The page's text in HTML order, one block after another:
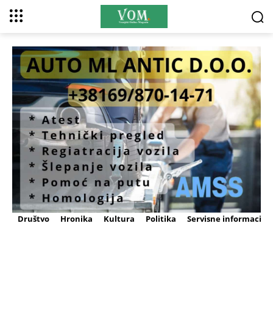
Društvo Hronika Kultura Politika Servisne informacije